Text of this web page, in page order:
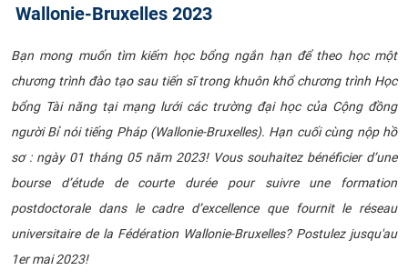
TUYỂN SINH
ĐÀO TẠO
ĐẢM BẢO CHẤT LƯỢNG
KHOA HỌC CÔNG NGHỆ
HTQT
CỰU NGƯỜI HỌC
Wallonie-Bruxelles 2023
Bạn mong muốn tìm kiếm học bổng ngắn hạn để theo học một
chương trình đào tạo sau tiến sĩ trong khuôn khổ chương trình Học
bổng Tài năng tại mạng lưới các trường đại học của Cộng đồng
người Bỉ nói tiếng Pháp (Wallonie-Bruxelles). Hạn cuối cùng nộp hồ
sơ : ngày 01 tháng 05 năm 2023! Vous souhaitez bénéficier d’une
bourse d’étude de courte durée pour suivre une formation
postdoctorale dans le cadre d’excellence que fournit le réseau
universitaire de la Fédération Wallonie-Bruxelles? Postulez jusqu'au
1er mai 2023!